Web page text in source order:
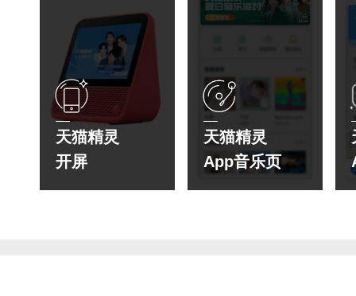
天猫精灵
开屏
天猫精灵
App音乐页